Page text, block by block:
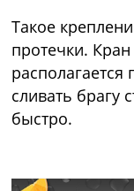
Такое
протечки.
сливать брагу
быстро.